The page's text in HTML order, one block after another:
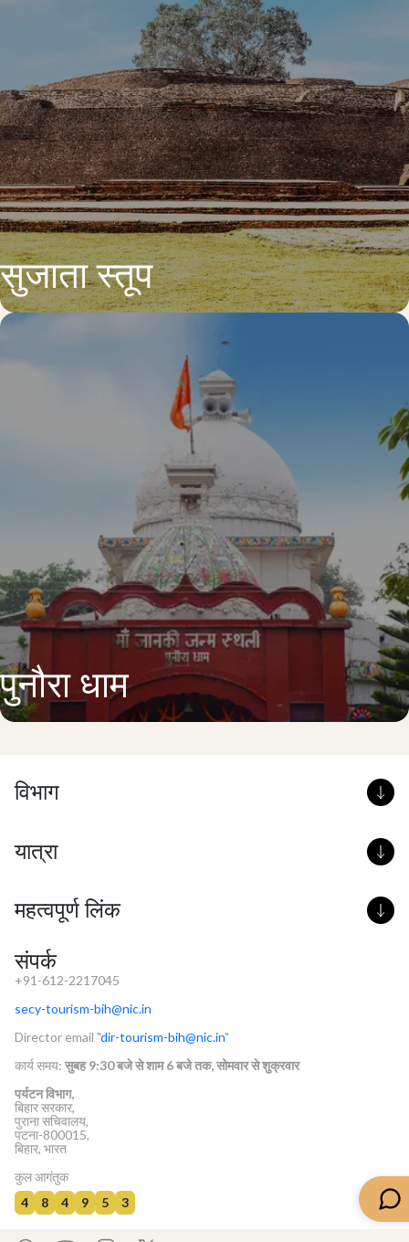
सुजाता स्तूप
पुनौरा धाम
विभाग
यात्रा
महत्वपूर्ण लिंक
संपर्क
+91-612-2217045
secy-tourism-bih@nic.in
Director email "dir-tourism-bih@nic.in"
कार्य समय: सुबह 9:30 बजे से शाम 6 बजे तक, सोमवार से शुक्रवार
पर्यटन विभाग,
बिहार सरकार,
पुराना सचिवालय,
पटना-800015,
बिहार, भारत
कुल आगंतुक
4
8 4 9 5 3